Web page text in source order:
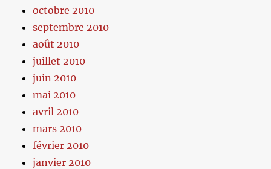
octobre 2010
septembre 2010
août 2010
juillet 2010
juin 2010
mai 2010
avril 2010
mars 2010
février 2010
janvier 2010